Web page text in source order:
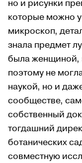
но и рисунки
которые можно
микроскоп,
знала предмет
была женщиной,
поэтому не
наукой, но и
сообществе,
собственный
тогдашний
ботанических
совместную